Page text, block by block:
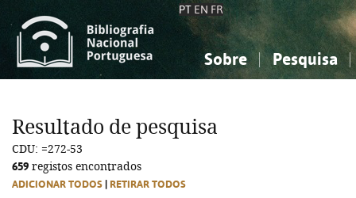
PT EN FR
Sobre Pesquisa
Ciências sociais...
Ciências sociais...
Resultado de pesquisa
CDU: =272-53
659 registos encontrados
ADICIONAR TODOS RETIRAR TODOS